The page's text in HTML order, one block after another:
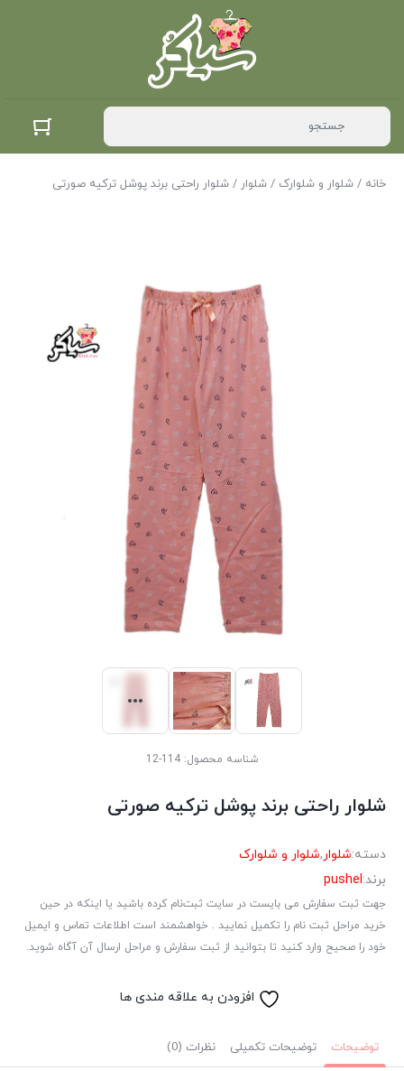
خانه / شلوار و شلوارک / شلوار / شلوار راحتی برند پوشل ترکیه صورتی
شناسه محصول:114-12
شلوار راحتی برند پوشل ترکیه صورتی
دسته:شلوار,شلوار و شلوارک
برند:pushel
جهت ثبت سفارش می بایست در سایت ثبت‌نام کرده باشید یا اینکه در حین
خرید مراحل ثبت نام را تکمیل نمایید . خواهشمند است اطلاعات تماس و ایمیل
خود را صحیح وارد کنید تا بتوانید از ثبت سفارش و مراحل ارسال آن آگاه شوید.
افزودن به علاقه مندی ها
توضیحات توضیحات تکمیلی نظرات (0)